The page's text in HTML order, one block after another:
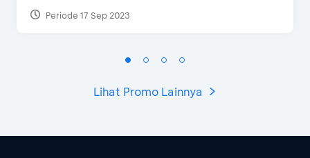
Periode 17 Sep 2023
Lihat Promo Lainnya